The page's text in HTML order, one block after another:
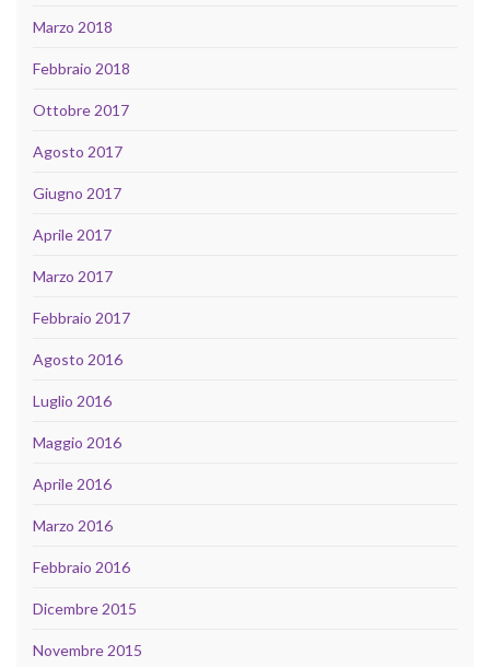
Marzo 2018
Febbraio 2018
Ottobre 2017
Agosto 2017
Giugno 2017
Aprile 2017
Marzo 2017
Febbraio 2017
Agosto 2016
Luglio 2016
Maggio 2016
Aprile 2016
Marzo 2016
Febbraio 2016
Dicembre 2015
Novembre 2015